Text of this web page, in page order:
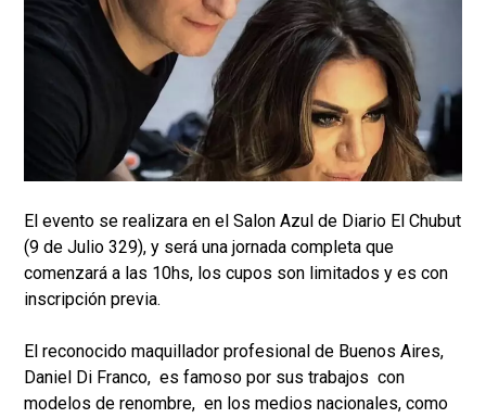
El evento se realizara en el Salon Azul de Diario El Chubut
(9 de Julio 329), y será una jornada completa que
comenzará a las 10hs, los cupos son limitados y es con
inscripción previa.
El reconocido maquillador profesional de Buenos Aires,
Daniel Di Franco, es famoso por sus trabajos con
modelos de renombre, en los medios nacionales, como